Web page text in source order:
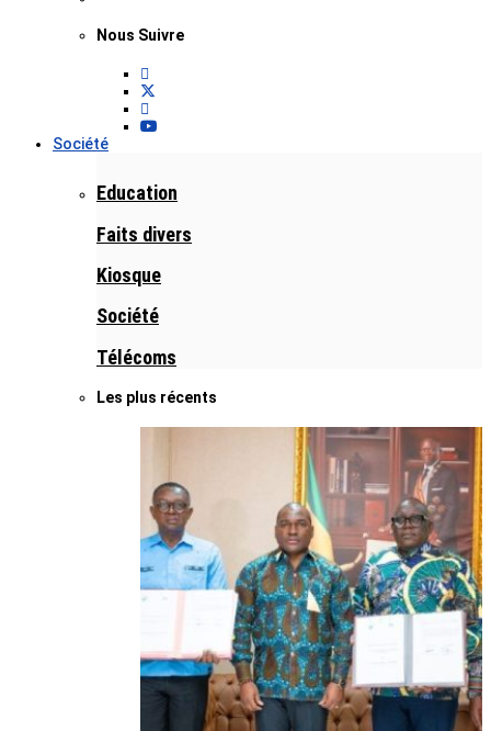
Nous Suivre
Société
Education
Faits divers
Kiosque
Société
Télécoms
Les plus récents